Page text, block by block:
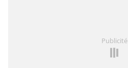
Publicité